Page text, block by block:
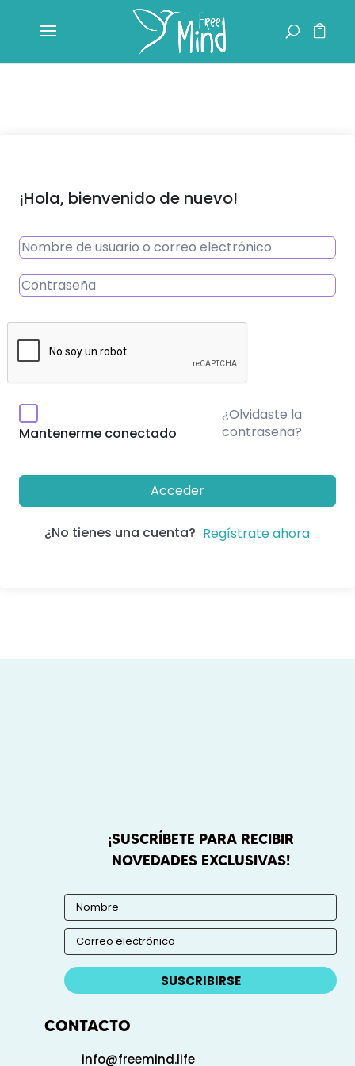
¡Hola, bienvenido de nuevo!
Mantenerme conectado
¿Olvidaste la
contraseña?
Acceder
¿No tienes una cuenta? Regístrate ahora
¡SUSCRÍBETE PARA RECIBIR
NOVEDADES EXCLUSIVAS!
SUSCRIBIRSE
CONTACTO
info@freemind.life